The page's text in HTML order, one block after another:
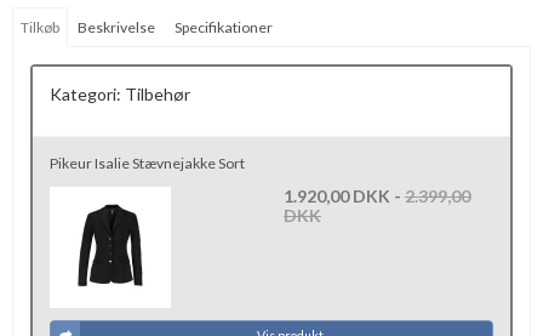
Tilkøb Beskrivelse Specifikationer
Kategori: Tilbehør
Pikeur Isalie Stævnejakke Sort
1.920,00 DKK - 2.399,00
DKK